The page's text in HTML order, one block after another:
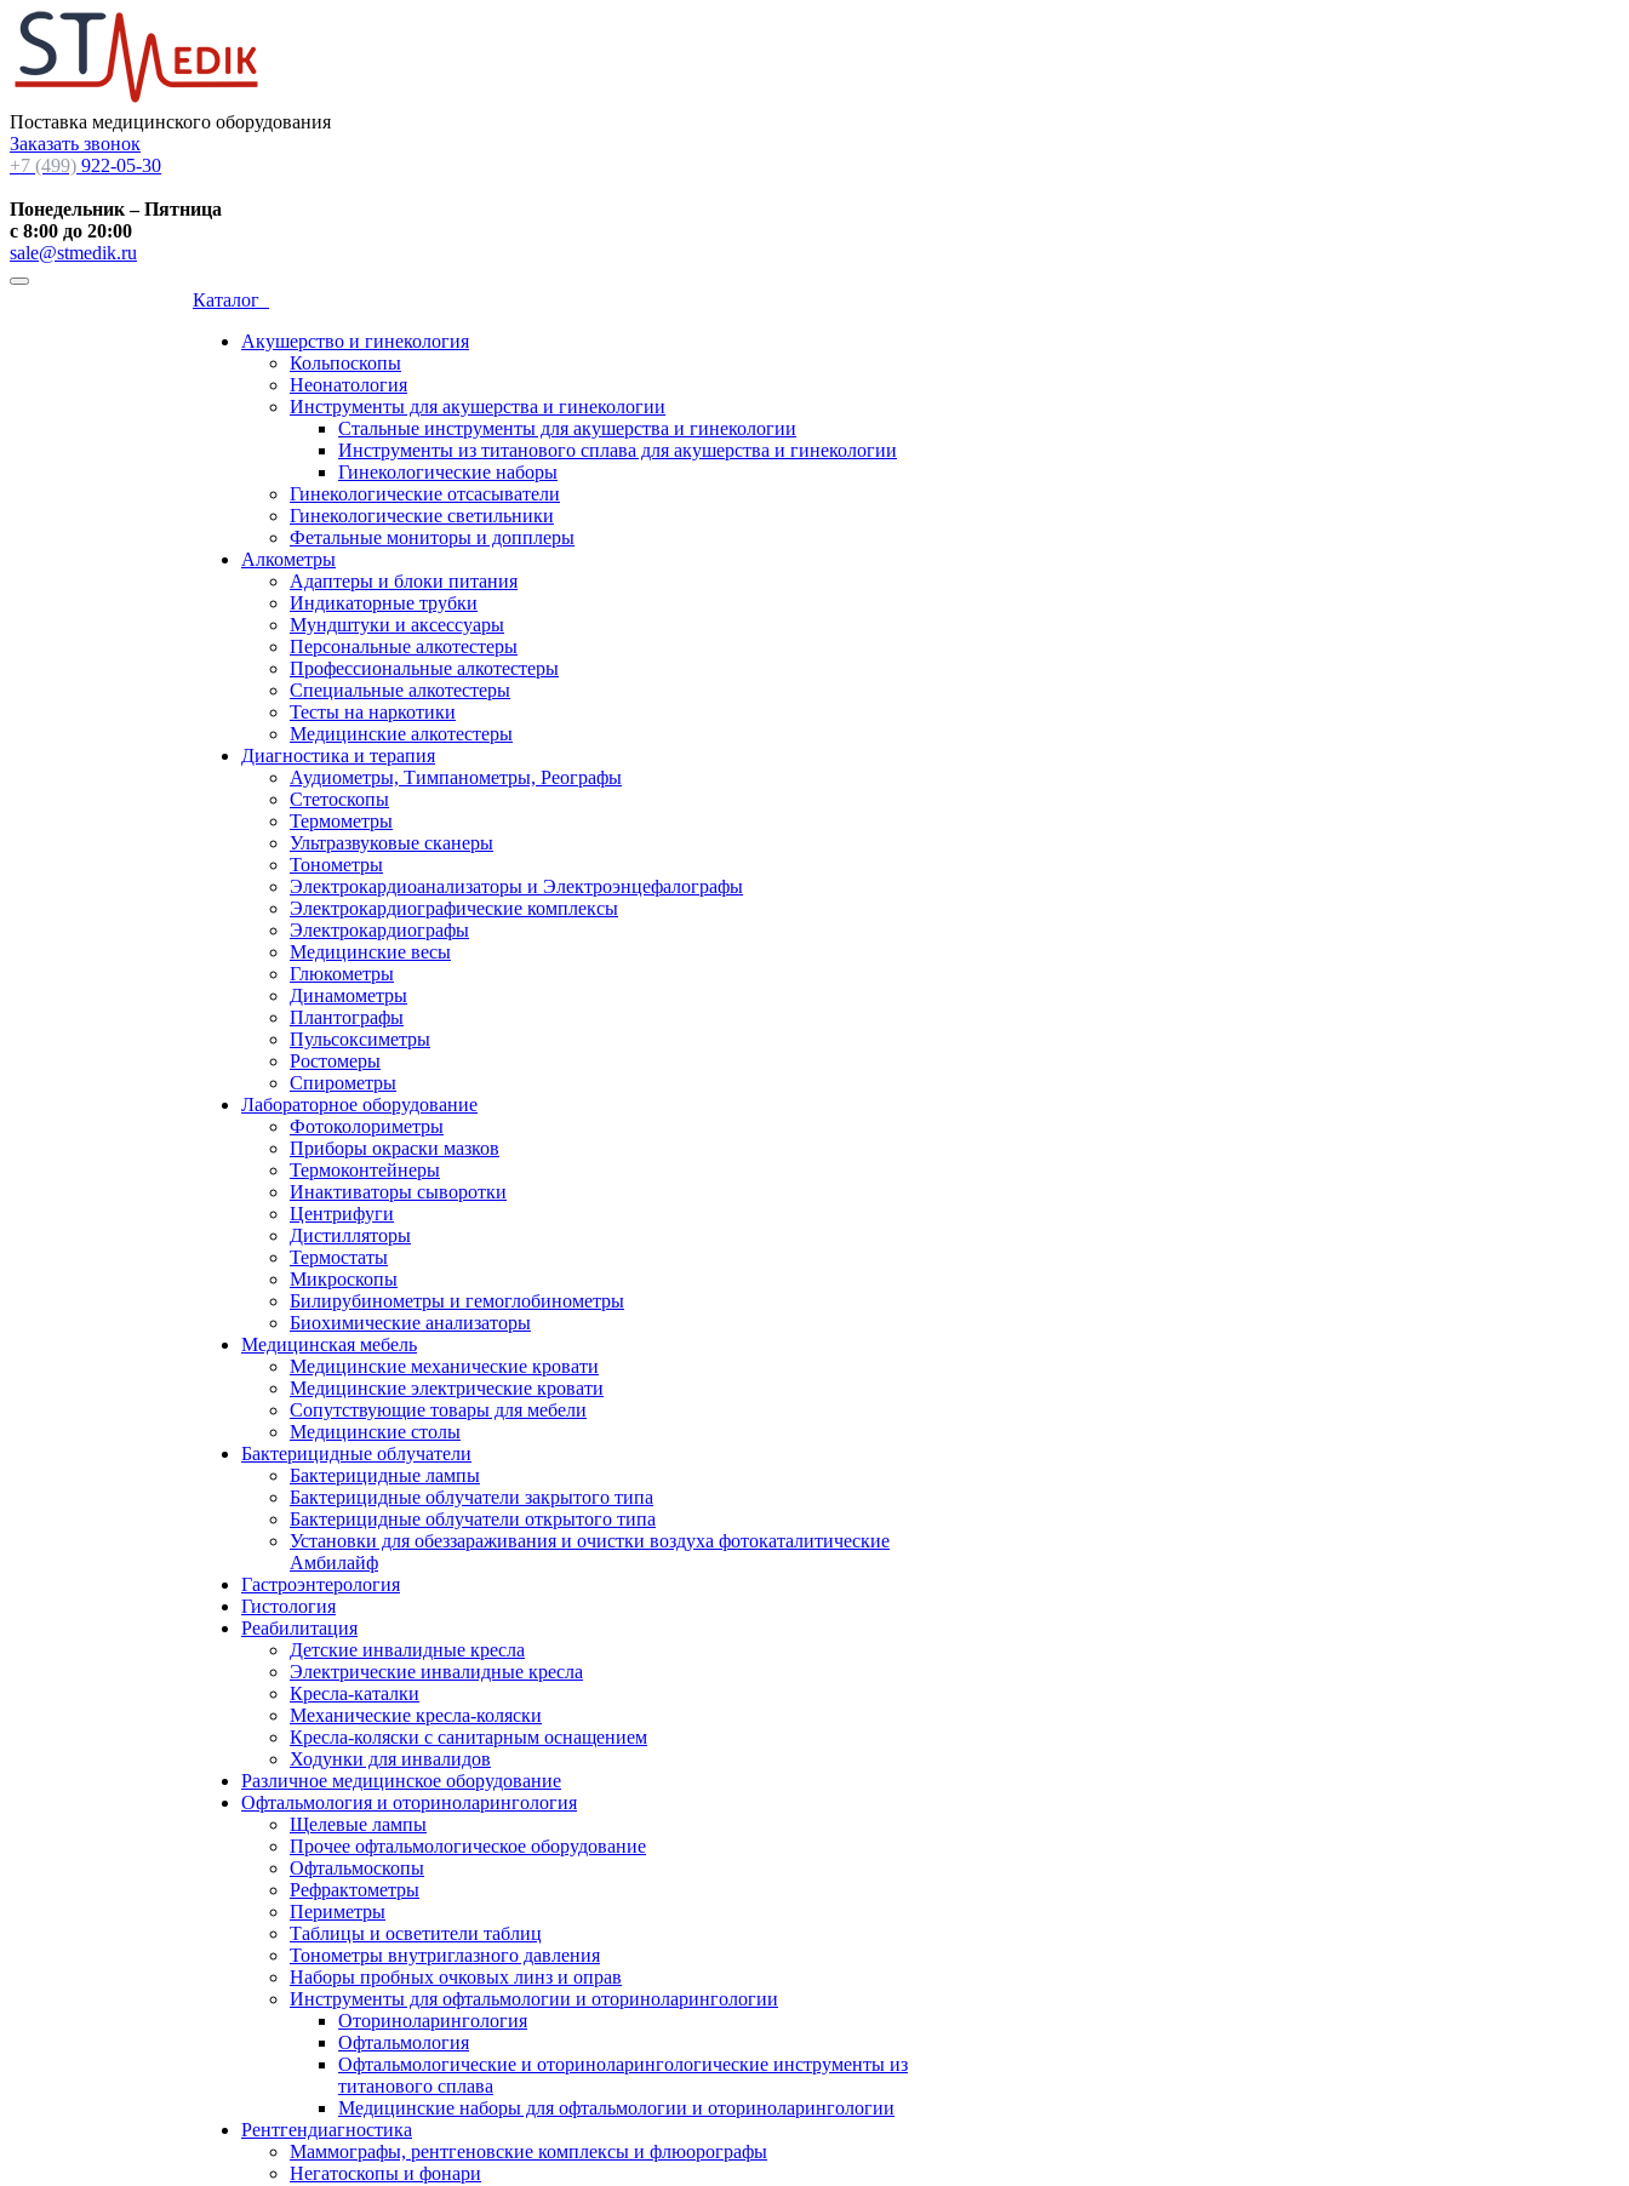
Поставка медицинского оборудования
Заказать звонок
+7 (499) 922-05-30
Понедельник – Пятница
с 8:00 до 20:00
sale@stmedik.ru
Каталог
Акушерство и гинекология
Кольпоскопы
Неонатология
Инструменты для акушерства и гинекологии
Стальные инструменты для акушерства и гинекологии
Инструменты из титанового сплава для акушерства и гинекологии
Гинекологические наборы
Гинекологические отсасыватели
Гинекологические светильники
Фетальные мониторы и допплеры
Алкометры
Адаптеры и блоки питания
Индикаторные трубки
Мундштуки и аксессуары
Персональные алкотестеры
Профессиональные алкотестеры
Специальные алкотестеры
Тесты на наркотики
Медицинские алкотестеры
Диагностика и терапия
Аудиометры, Тимпанометры, Реографы
Стетоскопы
Термометры
Ультразвуковые сканеры
Тонометры
Электрокардиоанализаторы и Электроэнцефалографы
Электрокардиографические комплексы
Электрокардиографы
Медицинские весы
Глюкометры
Динамометры
Плантографы
Пульсоксиметры
Ростомеры
Спирометры
Лабораторное оборудование
Фотоколориметры
Приборы окраски мазков
Термоконтейнеры
Инактиваторы сыворотки
Центрифуги
Дистилляторы
Термостаты
Микроскопы
Билирубинометры и гемоглобинометры
Биохимические анализаторы
Медицинская мебель
Медицинские механические кровати
Медицинские электрические кровати
Сопутствующие товары для мебели
Медицинские столы
Бактерицидные облучатели
Бактерицидные лампы
Бактерицидные облучатели закрытого типа
Бактерицидные облучатели открытого типа
Установки для обеззараживания и очистки воздуха фотокаталитические
Амбилайф
Гастроэнтерология
Гистология
Реабилитация
Детские инвалидные кресла
Электрические инвалидные кресла
Кресла-каталки
Механические кресла-коляски
Кресла-коляски с санитарным оснащением
Ходунки для инвалидов
Различное медицинское оборудование
Офтальмология и оториноларингология
Щелевые лампы
Прочее офтальмологическое оборудование
Офтальмоскопы
Рефрактометры
Периметры
Таблицы и осветители таблиц
Тонометры внутриглазного давления
Наборы пробных очковых линз и оправ
Инструменты для офтальмологии и оториноларингологии
Оториноларингология
Офтальмология
Офтальмологические и оториноларингологические инструменты из
титанового сплава
Медицинские наборы для офтальмологии и оториноларингологии
Рентгендиагностика
Маммографы, рентгеновские комплексы и флюорографы
Негатоскопы и фонари